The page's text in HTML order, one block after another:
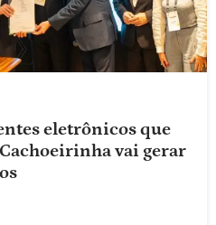
eletrônicos que
vai gerar